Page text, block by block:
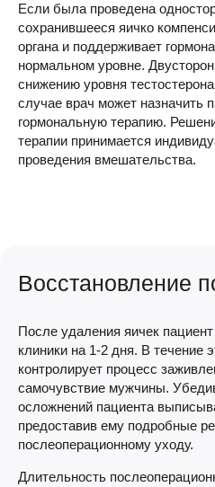
Если была проведена
сохранившееся яичко
органа и поддерживает
нормальном уровне.
снижению уровня
случае врач может назначить
гормональную терапию.
терапии принимается
проведения вмешательства.
Восстановление
После удаления яичек
клиники на 1-2 дня. В течение
контролирует процесс
самочувствие мужчины.
осложнений пациента
предоставив ему подробные
послеоперационному уходу.
Длительность